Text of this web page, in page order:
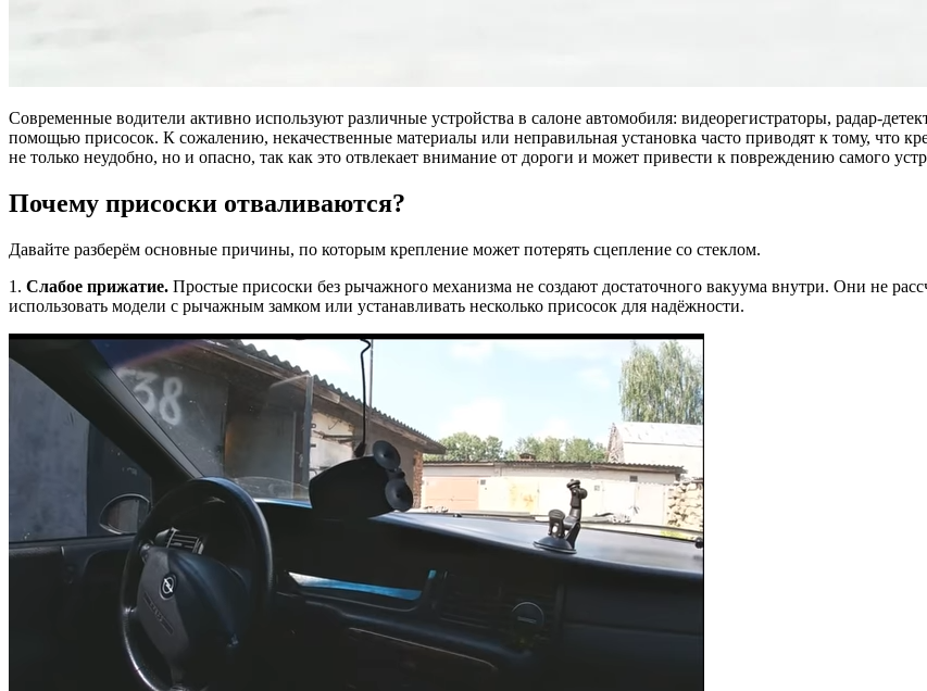
Современные водители активно используют различные устройства в салоне автомобиля: видеорегистраторы, радар-
помощью присосок. К сожалению, некачественные материалы или неправильная установка часто приводят к тому, что
не только неудобно, но и опасно, так как это отвлекает внимание от дороги и может привести к повреждению самого
Почему присоски отваливаются?
Давайте разберём основные причины, по которым крепление может потерять сцепление со стеклом.
1. Слабое прижатие. Простые присоски без рычажного механизма не создают достаточного вакуума внутри. Они не
использовать модели с рычажным замком или устанавливать несколько присосок для надёжности.